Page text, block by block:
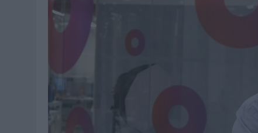
04/08/2026
‘EL PARAÍSO MÁS CERCA’, DE 22GRADOS PARA
04/08/2026
04/08/2026
04/08/2026
CAPAZ, LA CERVEZA QUE CONVIERTE CADA BOTELLA
04/08/2026
AUDIBLE REIVINDICA EL PODER TRANSFORMADOR